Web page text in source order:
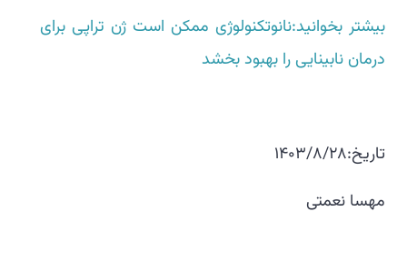
بیشتر بخوانید:نانوتکنولوژی ممکن است ژن تراپی برای
درمان نابینایی را بهبود بخشد
تاریخ:1403/8/28
مهسا نعمتی